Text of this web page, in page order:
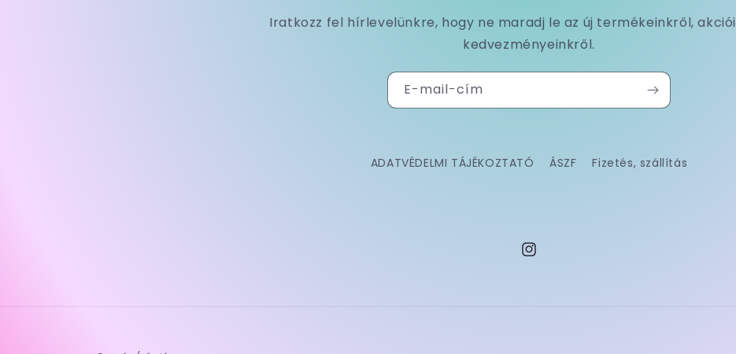
Iratkozz fel hírlevelünkre, hogy ne maradj le az új termékeinkről,
kedvezményeinkről.
E-mail-cím
ADATVÉDELMI TÁJÉKOZTATÓ ÁSZF Fizetés, szállítás
Instagram